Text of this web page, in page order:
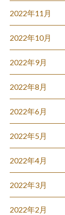
2022年11月
2022年10月
2022年9月
2022年8月
2022年6月
2022年5月
2022年4月
2022年3月
2022年2月